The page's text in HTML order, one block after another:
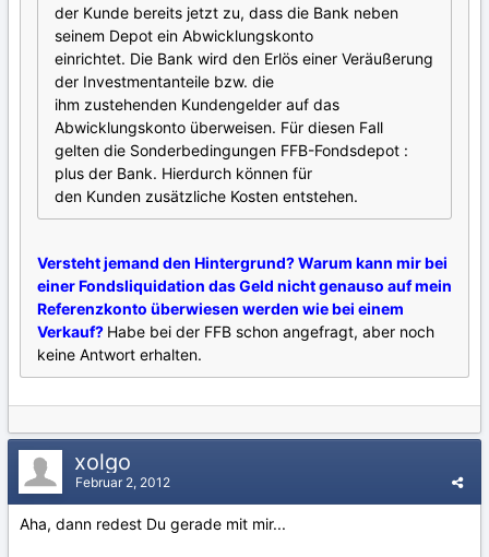
der Kunde bereits jetzt zu, dass die Bank neben
seinem Depot ein Abwicklungskonto
einrichtet. Die Bank wird den Erlös einer Veräußerung
der Investmentanteile bzw. die
ihm zustehenden Kundengelder auf das
Abwicklungskonto überweisen. Für diesen Fall
gelten die Sonderbedingungen FFB-Fondsdepot :
plus der Bank. Hierdurch können für
den Kunden zusätzliche Kosten entstehen.
Versteht jemand den Hintergrund? Warum kann mir bei
einer Fondsliquidation das Geld nicht genauso auf mein
Referenzkonto überwiesen werden wie bei einem
Verkauf? Habe bei der FFB schon angefragt, aber noch
keine Antwort erhalten.
xolgo
Februar 2, 2012
Aha, dann redest Du gerade mit mir...